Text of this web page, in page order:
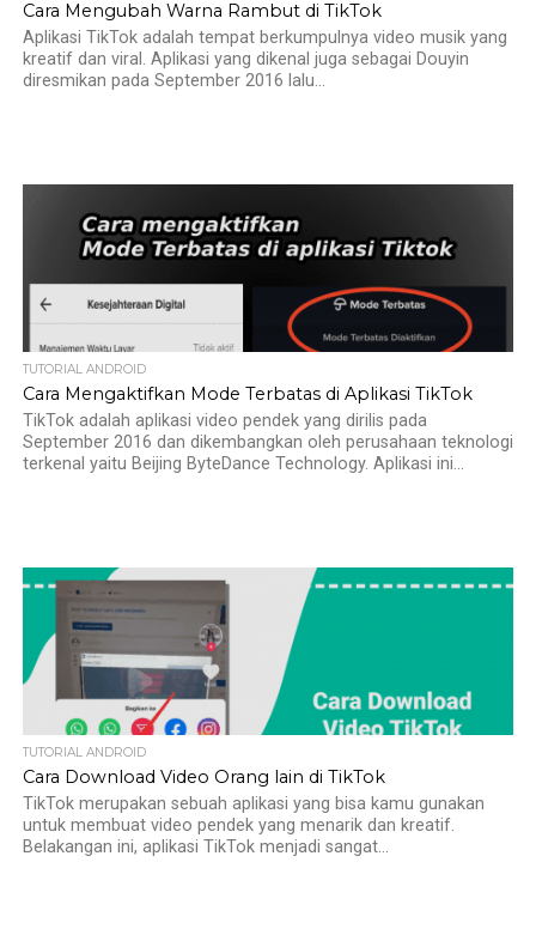
Cara Mengubah Warna Rambut di TikTok
Aplikasi TikTok adalah tempat berkumpulnya video musik yang
kreatif dan viral. Aplikasi yang dikenal juga sebagai Douyin
diresmikan pada September 2016 lalu...
TUTORIAL ANDROID
Cara Mengaktifkan Mode Terbatas di Aplikasi TikTok
TikTok adalah aplikasi video pendek yang dirilis pada
September 2016 dan dikembangkan oleh perusahaan teknologi
terkenal yaitu Beijing ByteDance Technology. Aplikasi ini...
TUTORIAL ANDROID
Cara Download Video Orang lain di TikTok
TikTok merupakan sebuah aplikasi yang bisa kamu gunakan
untuk membuat video pendek yang menarik dan kreatif.
Belakangan ini, aplikasi TikTok menjadi sangat...